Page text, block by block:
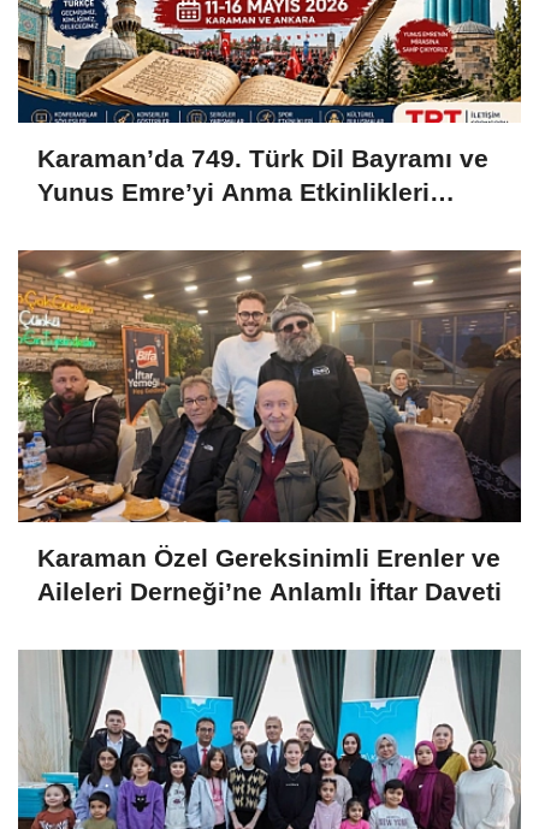
Karaman’da 749. Türk Dil Bayramı ve
Yunus Emre’yi Anma Etkinlikleri
Karaman Özel Gereksinimli Erenler ve
Aileleri Derneği’ne Anlamlı İftar Daveti